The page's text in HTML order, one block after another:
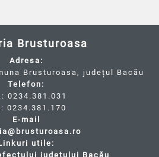
Brusturoasa
Adresa:
Brusturoasa, județul Bacău
Telefon:
0234.381.031
0234.381.170
E-mail
utile:
județului Bacău